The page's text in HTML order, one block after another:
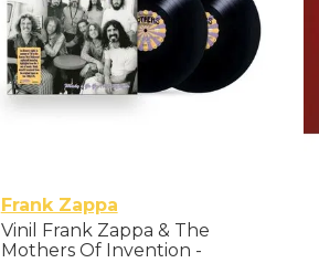
Frank Zappa
Vinil Frank Zappa & The
Mothers Of Invention -